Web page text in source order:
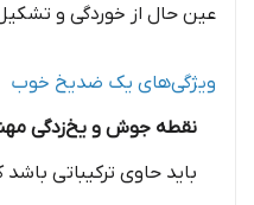
عین حال از خوردگی و
ویژگی‌های یک ضدیخ خوب
نقطه جوش و یخ‌زدگی
باید حاوی ترکیباتی